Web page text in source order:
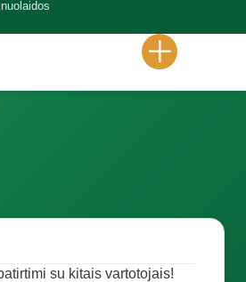
su kitais vartotojais!